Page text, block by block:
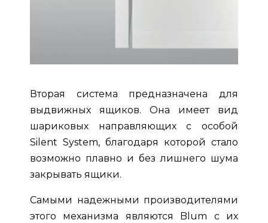
Вторая система предназначена для
выдвижных ящиков. Она имеет вид
шариковых направляющих с особой
Silent System, благодаря которой стало
возможно плавно и без лишнего шума
закрывать ящики.
Самыми надежными производителями
этого механизма являются Blum с их